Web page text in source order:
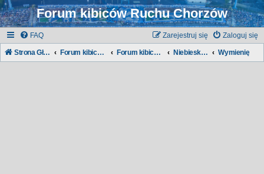
Forum kibiców Ruchu Chorzów
FAQ Zaloguj się
Zarejestruj się
Strona Główna Forum kibiców Ruchu Forum kibiców: Niebieska Giełda Wymienię